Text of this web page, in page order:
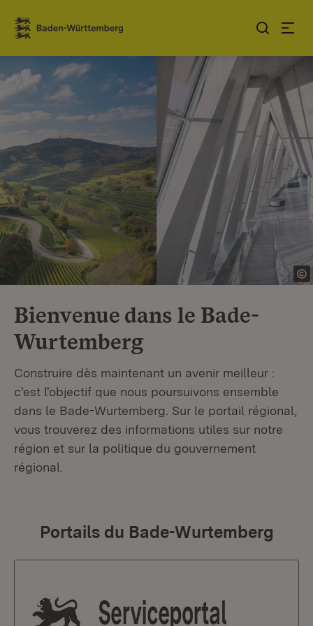
Sauter au contenu
Link zur Startseite
Bienvenue dans le Bade-
Wurtemberg
Construire dès maintenant un avenir meilleur :
c'est l'objectif que nous poursuivons ensemble
dans le Bade-Wurtemberg. Sur le portail régional,
vous trouverez des informations utiles sur notre
région et sur la politique du gouvernement
régional.
Portails du Bade-Wurtemberg